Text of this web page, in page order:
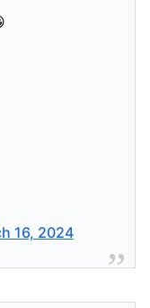
16, 2024